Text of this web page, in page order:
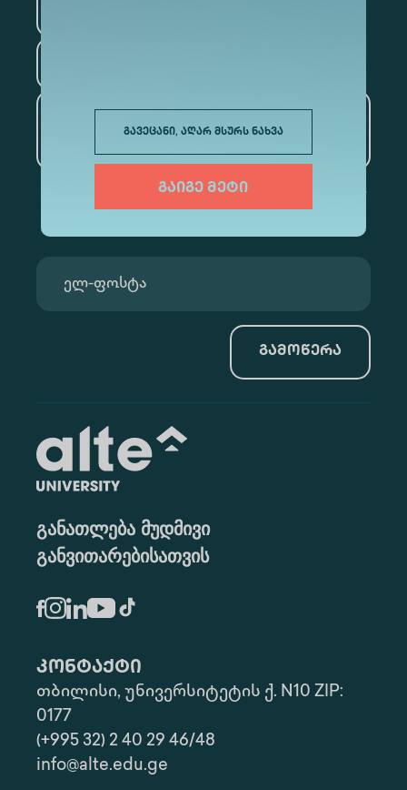
გავეცანი, აღარ მსურს ნახვა
გაიგე მეტი
ხელოვნური ინტელექტი
გამოწერა
განათლება მუდმივი
განვითარებისათვის
კონტაქტი
თბილისი, უნივერსიტეტის ქ. N10 ZIP:
0177
(+995 32) 2 40 29 46/48
info@alte.edu.ge